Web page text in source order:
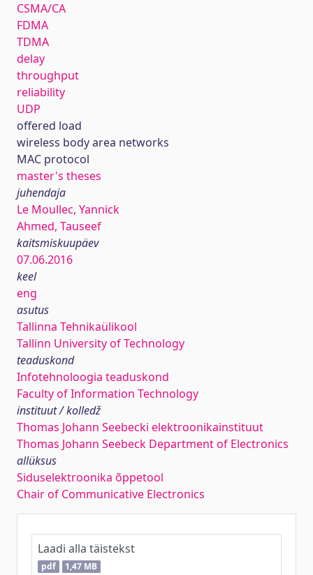
CSMA/CA
FDMA
TDMA
delay
throughput
reliability
UDP
offered load
wireless body area networks
MAC protocol
master's theses
juhendaja
Le Moullec, Yannick
Ahmed, Tauseef
kaitsmiskuupäev
07.06.2016
keel
eng
asutus
Tallinna Tehnikaülikool
Tallinn University of Technology
teaduskond
Infotehnoloogia teaduskond
Faculty of Information Technology
instituut / kolledž
Thomas Johann Seebecki elektroonikainstituut
Thomas Johann Seebeck Department of Electronics
allüksus
Siduselektroonika õppetool
Chair of Communicative Electronics
Laadi alla täistekst
pdf 1,47 MB